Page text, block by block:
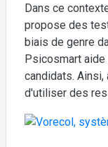
Dans ce
propose des
biais de genre
Psicosmart
candidats.
d'utiliser des